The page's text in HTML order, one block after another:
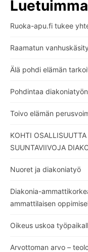
Ruoka-apu.fi tukee
Raamatun
Älä pohdi elämän
Pohdintaa
Toivo elämän
KOHTI
SUUNTAVIIVOJA
Nuoret ja diakoniatyö
Diakonia-
ammattilaisen
Oikeus uskoa
Arvottoman arvo –